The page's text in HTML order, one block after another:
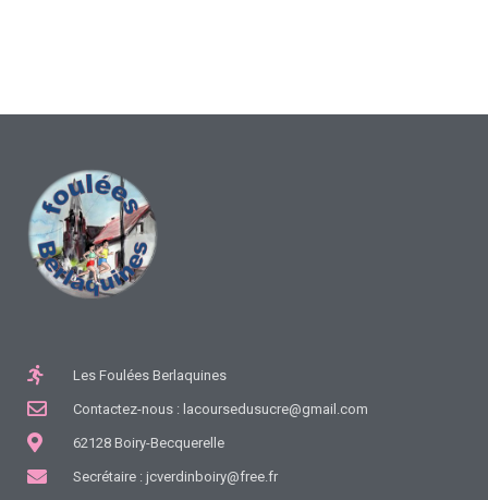
Les Foulées Berlaquines
Contactez-nous : lacoursedusucre@gmail.com
62128 Boiry-Becquerelle
Secrétaire : jcverdinboiry@free.fr